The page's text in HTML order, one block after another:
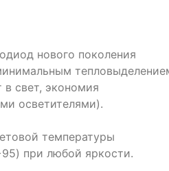
нового поколения
свет, экономия
осветителями).
температуры
при любой яркости.